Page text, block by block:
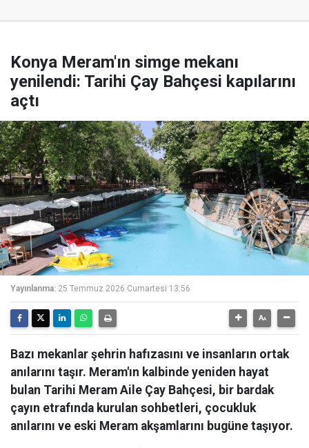
Konya Meram'ın simge mekanı
yenilendi: Tarihi Çay Bahçesi kapılarını
açtı
Yayınlanma: 25 Temmuz 2026 Cumartesi 13:56
Bazı mekanlar şehrin hafızasını ve insanların ortak
anılarını taşır. Meram'ın kalbinde yeniden hayat
bulan Tarihi Meram Aile Çay Bahçesi, bir bardak
çayın etrafında kurulan sohbetleri, çocukluk
anılarını ve eski Meram akşamlarını bugüne taşıyor.